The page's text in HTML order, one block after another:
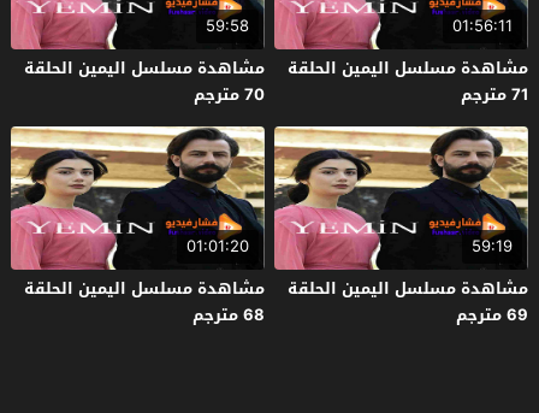
01:56:11
مشاهدة مسلسل اليمين الحلقة
71 مترجم
59:58
مشاهدة مسلسل اليمين الحلقة
70 مترجم
59:19
مشاهدة مسلسل اليمين الحلقة
69 مترجم
01:01:20
مشاهدة مسلسل اليمين الحلقة
68 مترجم